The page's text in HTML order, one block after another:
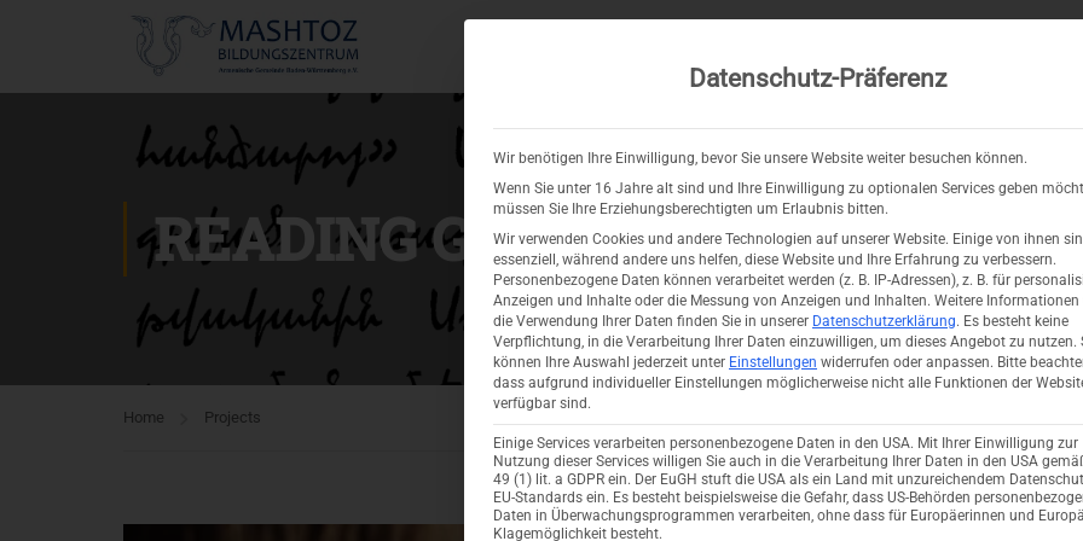
READING GLASSES
Home Projects
Datenschutz-Präferenz
Wir benötigen Ihre Einwilligung, bevor Sie unsere Website weiter besuchen können.
Wenn Sie unter 16 Jahre alt sind und Ihre Einwilligung zu optionalen Services geben
müssen Sie Ihre Erziehungsberechtigten um Erlaubnis bitten.
Wir verwenden Cookies und andere Technologien auf unserer Website. Einige von ihnen
essenziell, während andere uns helfen, diese Website und Ihre Erfahrung zu verbessern.
Personenbezogene Daten können verarbeitet werden (z. B. IP-Adressen), z. B. für
Anzeigen und Inhalte oder die Messung von Anzeigen und Inhalten. Weitere Informationen
die Verwendung Ihrer Daten finden Sie in unserer Datenschutzerklärung. Es besteht keine
Verpflichtung, in die Verarbeitung Ihrer Daten einzuwilligen, um dieses Angebot zu nutzen.
können Ihre Auswahl jederzeit unter Einstellungen widerrufen oder anpassen. Bitte
dass aufgrund individueller Einstellungen möglicherweise nicht alle Funktionen der
verfügbar sind.
Einige Services verarbeiten personenbezogene Daten in den USA. Mit Ihrer Einwilligung zur
Nutzung dieser Services willigen Sie auch in die Verarbeitung Ihrer Daten in den USA
49 (1) lit. a GDPR ein. Der EuGH stuft die USA als ein Land mit unzureichendem
EU-Standards ein. Es besteht beispielsweise die Gefahr, dass US-Behörden
Daten in Überwachungsprogrammen verarbeiten, ohne dass für Europäerinnen und
Klagemöglichkeit besteht.